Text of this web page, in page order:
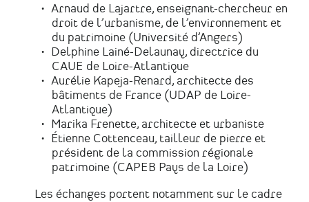
Arnaud de Lajartre, enseignant-chercheur en
droit de l’urbanisme, de l’environnement et
du patrimoine (Université d’Angers)
Delphine Lainé-Delaunay, directrice du
CAUE de Loire-Atlantique
Aurélie Kapeja-Renard, architecte des
bâtiments de France (UDAP de Loire-
Atlantique)
Marika Frenette, architecte et urbaniste
Étienne Cottenceau, tailleur de pierre et
président de la commission régionale
patrimoine (CAPEB Pays de la Loire)
Les échanges portent notamment sur le cadre